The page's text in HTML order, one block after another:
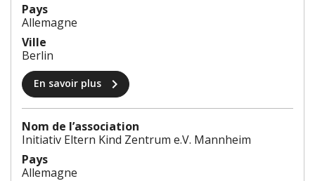
Pays
Allemagne
Ville
Berlin
En savoir plus chevron_right
Nom de l’association
Initiativ Eltern Kind Zentrum e.V. Mannheim
Pays
Allemagne